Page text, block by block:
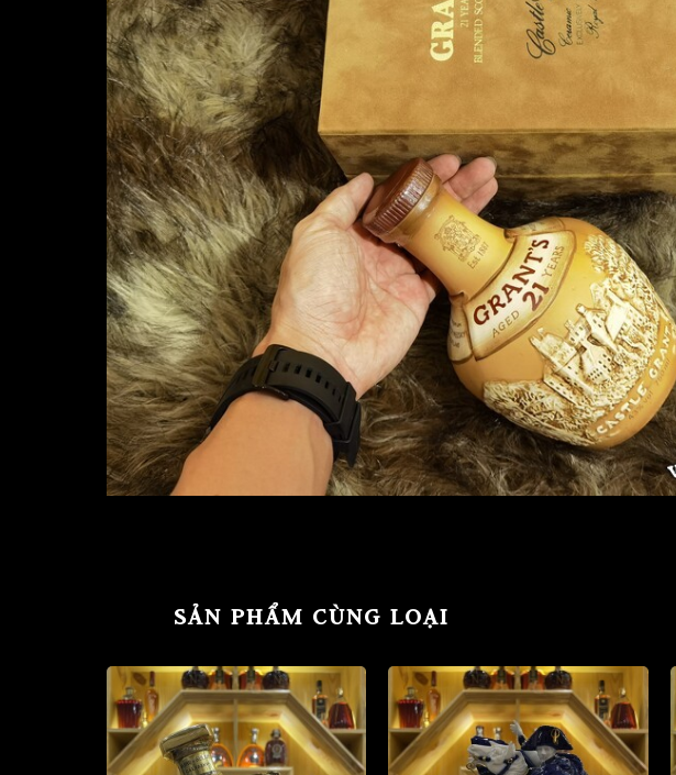
SẢN PHẨM CÙNG LOẠI